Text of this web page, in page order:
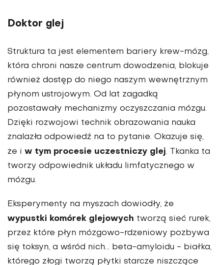
Doktor glej
Struktura ta jest elementem bariery krew-mózg,
która chroni nasze centrum dowodzenia, blokuje
również dostęp do niego naszym wewnętrznym
płynom ustrojowym. Od lat zagadką
pozostawały mechanizmy oczyszczania mózgu.
Dzięki rozwojowi technik obrazowania nauka
znalazła odpowiedź na to pytanie. Okazuje się,
że i w tym procesie uczestniczy glej. Tkanka ta
tworzy odpowiednik układu limfatycznego w
mózgu.
Eksperymenty na myszach dowiodły, że
wypustki komórek glejowych tworzą sieć rurek,
przez które płyn mózgowo-rdzeniowy pozbywa
się toksyn, a wśród nich... beta-amyloidu - białka,
którego złogi tworzą płytki starcze niszczące